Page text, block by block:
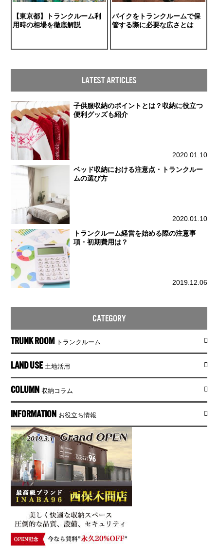
【東京都】トランクルーム利
用時の相場を徹底解説
バイクをトランクルームで保
管する際に必要な広さとは
LATEST ARTICLES
子供服収納のポイントとは？収納に役立つ
便利グッズも紹介
2020.01.10
ベッド収納における注意点・トランクルー
ムの選び方
2020.01.10
トランクルーム経営を始める際の注意事
項・初期費用は？
2019.12.06
CATEGORY
TRUNK ROOM トランクルーム
LAND USE 土地活用
COLUMN 収納コラム
INFORMATION お役立ち情報